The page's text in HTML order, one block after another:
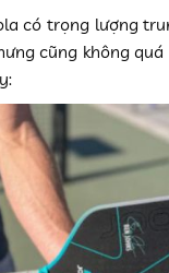
có trọng lượng
cũng không